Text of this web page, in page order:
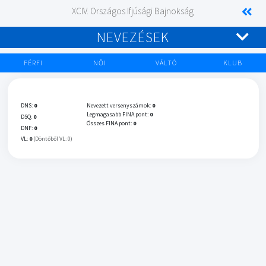
XCIV. Országos Ifjúsági Bajnokság
NEVEZÉSEK
FÉRFI NŐI VÁLTÓ KLUB
DNS: 0
DSQ: 0
DNF: 0
VL: 0 (Döntőből VL: 0)
Nevezett versenyszámok: 0
Legmagasabb FINA pont: 0
Összes FINA pont: 0